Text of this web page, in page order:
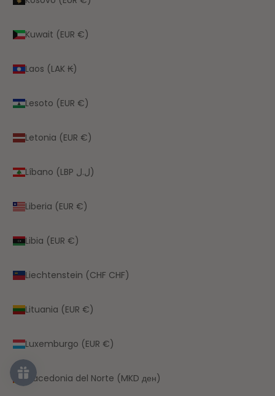
Kuwait (EUR €)
Laos (LAK ₭)
Lesoto (EUR €)
Letonia (EUR €)
Líbano (LBP ل.ل)
Liberia (EUR €)
Libia (EUR €)
Liechtenstein (CHF CHF)
Lituania (EUR €)
Luxemburgo (EUR €)
Macedonia del Norte (MKD ден)